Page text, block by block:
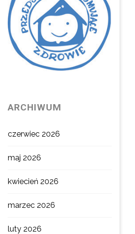
ARCHIWUM
czerwiec 2026
maj 2026
kwiecień 2026
marzec 2026
luty 2026